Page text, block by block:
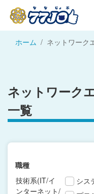
ホーム ネットワーク
ネットワーク
一覧
職種
技術系(IT/イ
ンターネット/
シス